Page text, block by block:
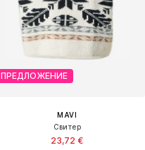
ПРЕДЛОЖЕНИЕ
MAVI
Свитер
23,72 €